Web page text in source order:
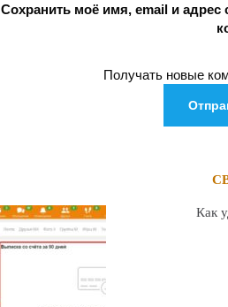
Сохранить моё имя, email и
Получать новые
Как